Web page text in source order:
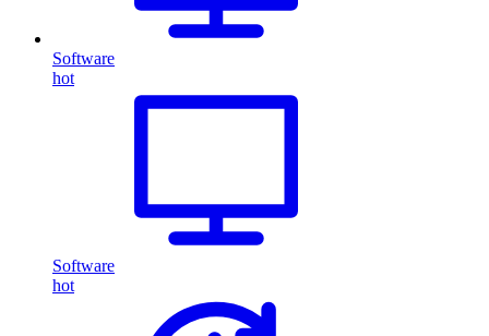
Software
hot
Software
hot